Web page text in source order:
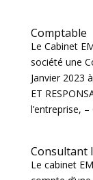
Comptable
Le Cabinet
société une
Janvier 2023
ET
l’entreprise,
Consultant
Le cabinet